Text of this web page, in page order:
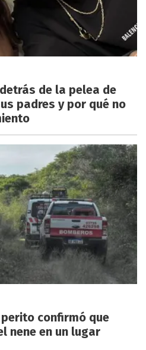
de la pelea de
padres y por qué no
perito confirmó que
nene en un lugar